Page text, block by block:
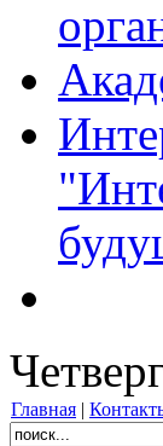
Главная |